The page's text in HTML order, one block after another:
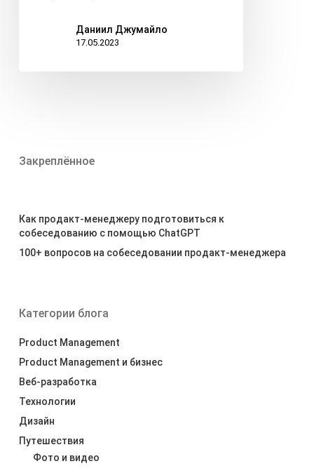
Даниил Джумайло
17.05.2023
Закреплённое
Как продакт-менеджеру подготовиться к
собеседованию с помощью ChatGPT
100+ вопросов на собеседовании продакт-менеджера
Категории блога
Product Management
Product Management и бизнес
Веб-разработка
Технологии
Дизайн
Путешествия
Фото и видео